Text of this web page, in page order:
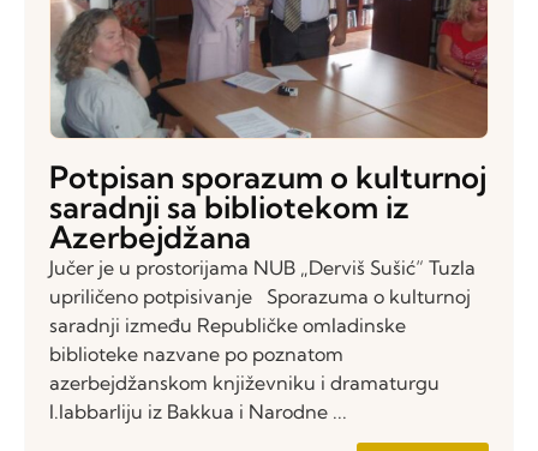
Potpisan sporazum o kulturnoj
saradnji sa bibliotekom iz
Azerbejdžana
Jučer je u prostorijama NUB „Derviš Sušić“ Tuzla
upriličeno potpisivanje Sporazuma o kulturnoj
saradnji između Republičke omladinske
biblioteke nazvane po poznatom
azerbejdžanskom književniku i dramaturgu
I.Iabbarliju iz Bakkua i Narodne ...